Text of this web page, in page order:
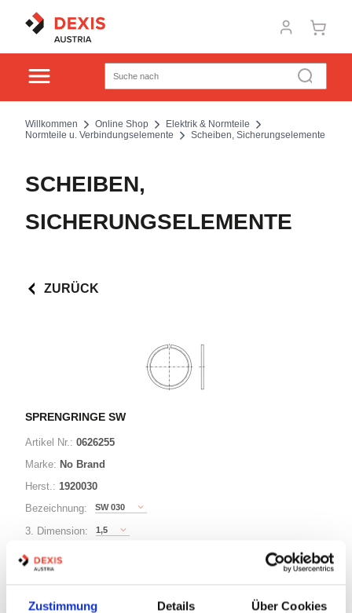
Zustimmung Details Über Cookies
Willkommen Online Shop
Elektrik & Normteile
Normteile u. Verbindungselemente
Scheiben, Sicherungselemente
SCHEIBEN,
SICHERUNGSELEMENTE
ZURÜCK
SPRENGRINGE SW
Artikel Nr.: 0626255
Marke: No Brand
Herst.: 1920030
Bezeichnung:
SW 030
3. Dimension: 1,5
Ø:
63 Varianten